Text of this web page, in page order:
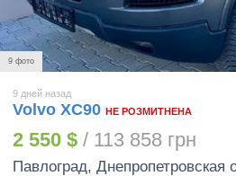
9 фото
9 дней назад
Volvo XC90 НЕ РОЗМИТНЕНА
2 550 $ / 113 858 грн
Павлоград, Днепропетровская